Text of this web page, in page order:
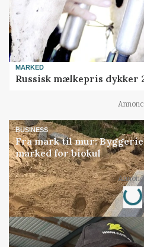
MARKED
Russisk mælkepris dykker
BUSINESS
Fra mark til mur:
marked for biokul
Annonce
Loading...